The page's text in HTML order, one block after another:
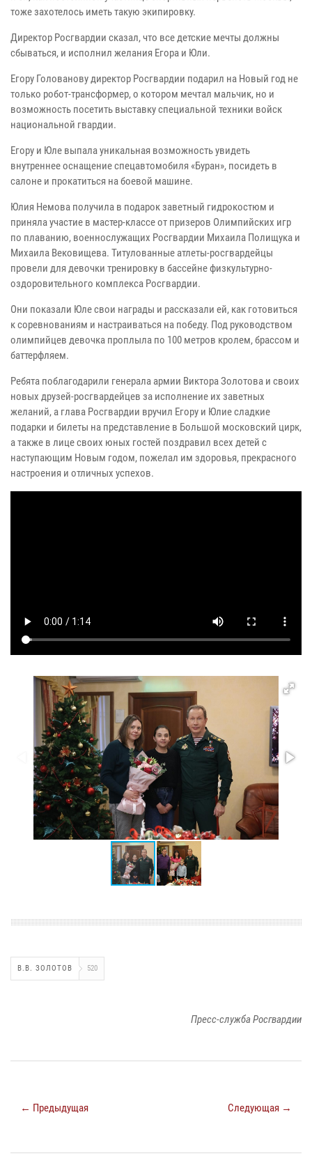
тоже захотелось иметь такую экипировку.
Директор Росгвардии сказал, что все детские мечты должны
сбываться, и исполнил желания Егора и Юли.
Егору Голованову директор Росгвардии подарил на Новый год не
только робот-трансформер, о котором мечтал мальчик, но и
возможность посетить выставку специальной техники войск
национальной гвардии.
Егору и Юле выпала уникальная возможность увидеть
внутреннее оснащение спецавтомобиля «Буран», посидеть в
салоне и прокатиться на боевой машине.
Юлия Немова получила в подарок заветный гидрокостюм и
приняла участие в мастер-классе от призеров Олимпийских игр
по плаванию, военнослужащих Росгвардии Михаила Полищука и
Михаила Вековищева. Титулованные атлеты-росгвардейцы
провели для девочки тренировку в бассейне физкультурно-
оздоровительного комплекса Росгвардии.
Они показали Юле свои награды и рассказали ей, как готовиться
к соревнованиям и настраиваться на победу. Под руководством
олимпийцев девочка проплыла по 100 метров кролем, брассом и
баттерфляем.
Ребята поблагодарили генерала армии Виктора Золотова и своих
новых друзей-росгвардейцев за исполнение их заветных
желаний, а глава Росгвардии вручил Егору и Юлие сладкие
подарки и билеты на представление в Большой московский цирк,
а также в лице своих юных гостей поздравил всех детей с
наступающим Новым годом, пожелал им здоровья, прекрасного
настроения и отличных успехов.
В.В. ЗОЛОТОВ 520
Пресс-служба Росгвардии
← Предыдущая Следующая →